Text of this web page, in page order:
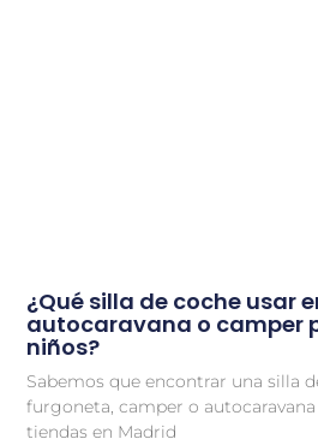
¿Qué silla de coche usar
autocaravana o camper
niños?
Sabemos que encontrar una silla
furgoneta, camper o
tiendas en Madrid